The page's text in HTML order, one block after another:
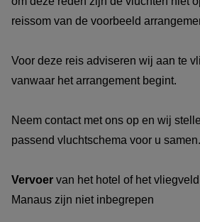
reissom van de voorbeeld
Voor deze reis adviseren wij aan te
vanwaar het arrangement begint.
Neem contact met ons op en wij
passend vluchtschema voor u samen.
Vervoer van het hotel of het
Manaus zijn niet inbegrepen